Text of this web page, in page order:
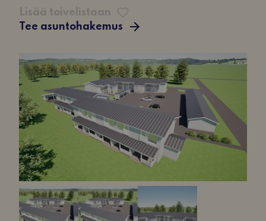
Lisää toivelistaan
Tee asuntohakemus